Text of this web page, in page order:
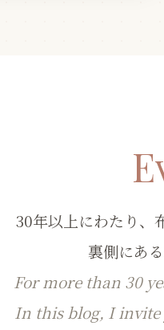
30年以上にわたり、
裏側にあ
For more than 30
In this blog, I